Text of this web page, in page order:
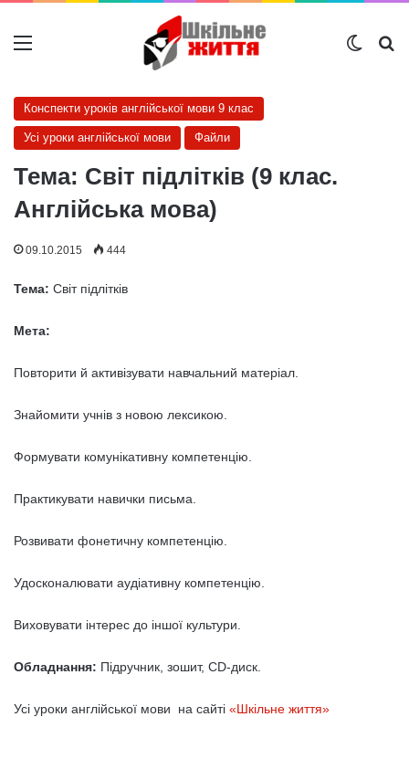
Меню
Конспекти уроків англійської мови 9 клас
Усі уроки англійської мови Файли
Тема: Світ підлітків (9 клас.
Англійська мова)
09.10.2015 444
Тема: Світ підлітків
Мета:
Повторити й активізувати навчальний матеріал.
Знайомити учнів з новою лексикою.
Формувати комунікативну компетенцію.
Практикувати навички письма.
Розвивати фонетичну компетенцію.
Удосконалювати аудіативну компетенцію.
Виховувати інтерес до іншої культури.
Обладнання: Підручник, зошит, CD-диск.
Усі уроки англійської мови на сайті «Шкільне життя»